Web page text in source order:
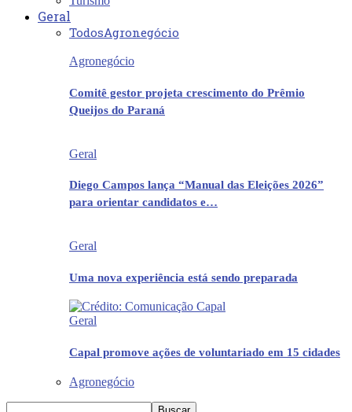
Geral
TodosAgronegócio
Agronegócio
Comitê gestor projeta crescimento do Prêmio
Queijos do Paraná
Geral
Diego Campos lança “Manual das Eleições 2026”
para orientar candidatos e…
Geral
Uma nova experiência está sendo preparada
Geral
Capal promove ações de voluntariado em 15 cidades
Agronegócio